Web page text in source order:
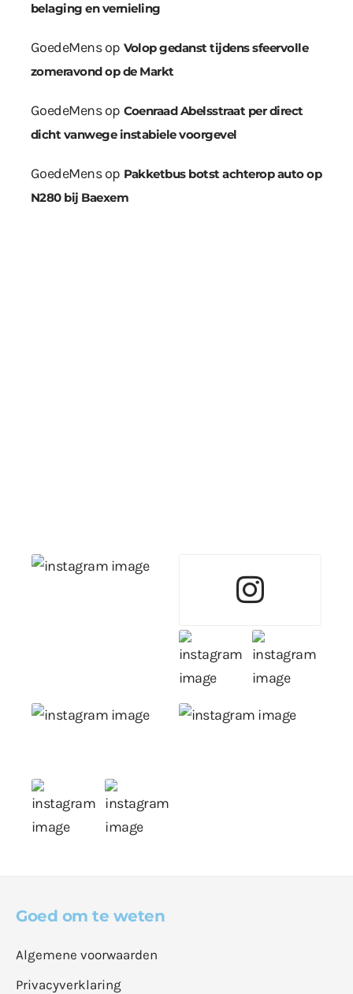
belaging en vernieling
GoedeMensop Volop gedanst tijdens sfeervolle
zomeravond op de Markt
GoedeMensop Coenraad Abelsstraat per direct
dicht vanwege instabiele voorgevel
GoedeMensop Pakketbus botst achterop auto op
N280 bij Baexem
Goed om te weten
Algemene voorwaarden
Privacyverklaring